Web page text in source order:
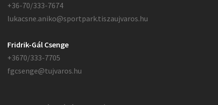
+36-70/333-7674
lukacsne.aniko@sportpark.tiszaujvaros.hu
Fridrik-Gál Csenge
+3670/333-7705
fgcsenge@tujvaros.hu